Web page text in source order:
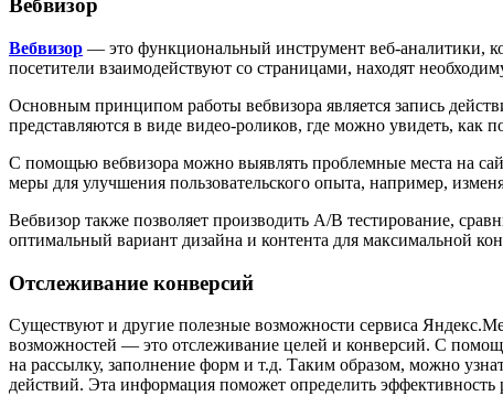
Вебвизор
Вебвизор — это функциональный инструмент веб-аналитики,
посетители взаимодействуют со страницами, находят
Основным принципом работы вебвизора является запись
представляются в виде видео-роликов, где можно увидеть, как
С помощью вебвизора можно выявлять проблемные места на
меры для улучшения пользовательского опыта, например,
Вебвизор также позволяет производить A/B тестирование,
оптимальный вариант дизайна и контента для максимальной
Отслеживание конверсий
Существуют и другие полезные возможности сервиса
возможностей — это отслеживание целей и конверсий. С
на рассылку, заполнение форм и т.д. Таким образом, можно
действий. Эта информация поможет определить